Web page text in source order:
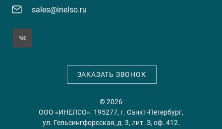
sales@inelso.ru
ЗАКАЗАТЬ ЗВОНОК
© 2026
ООО «ИНЕЛСО». 195277, г. Санкт-Петербург,
ул. Гельсингфорсская, д. 3, лит. З, оф. 412.